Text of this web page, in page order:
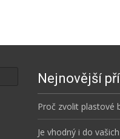
Nejnovější
Proč zvolit plastové
Je vhodný i do